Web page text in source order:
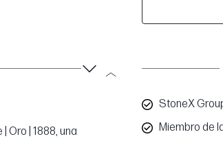
Oro | 1888, una
StoneX
Miembro de